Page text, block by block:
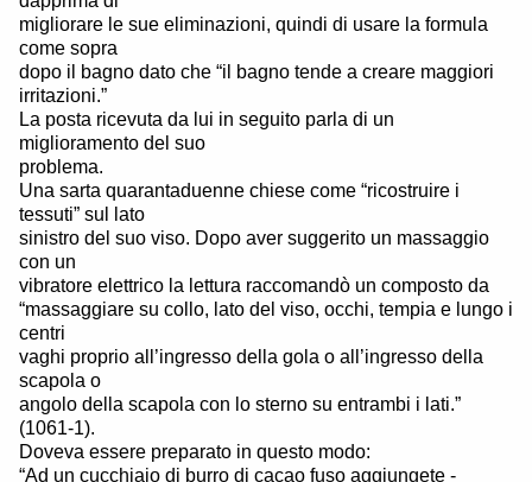
migliorare le sue eliminazioni, quindi di usare la formula
come sopra
dopo il bagno dato che “il bagno tende a creare maggiori
irritazioni.”
La posta ricevuta da lui in seguito parla di un
miglioramento del suo
problema.
Una sarta quarantaduenne chiese come “ricostruire i
tessuti” sul lato
sinistro del suo viso. Dopo aver suggerito un massaggio
con un
vibratore elettrico la lettura raccomandò un composto da
“massaggiare su collo, lato del viso, occhi, tempia e lungo i
centri
vaghi proprio all’ingresso della gola o all’ingresso della
scapola o
angolo della scapola con lo sterno su entrambi i lati.”
(1061-1).
Doveva essere preparato in questo modo:
“Ad un cucchiaio di burro di cacao fuso aggiungete -